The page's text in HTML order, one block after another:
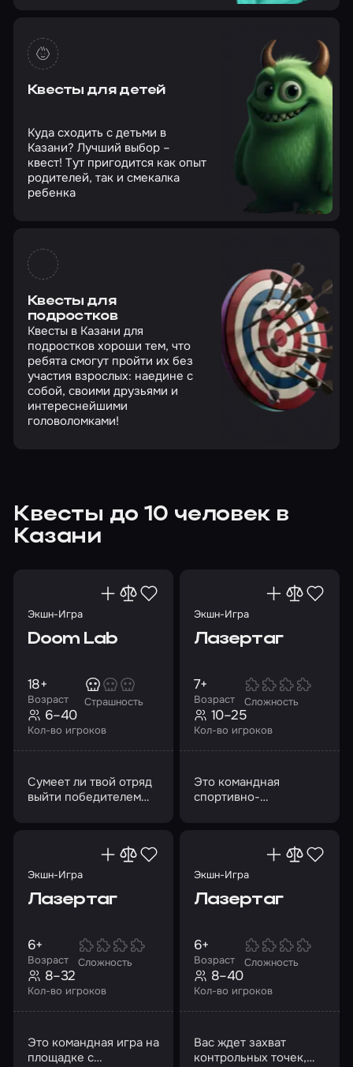
Квесты для детей
Куда сходить с детьми в
Казани? Лучший выбор –
квест! Тут пригодится как опыт
родителей, так и смекалка
ребенка
Квесты для
подростков
Квесты в Казани для
подростков хороши тем, что
ребята смогут пройти их без
участия взрослых: наедине с
собой, своими друзьями и
интереснейшими
головоломками!
Квесты до 10 человек в
Казани
Экшн-Игра
Doom Lab
Возраст
18+
Страшность
Кол-во игроков
6–40
Сумеет ли твой отряд
выйти победителем
космической станции?
Экшн-Игра
Лазертаг
Возраст
7+
Сложность
Кол-во игроков
10–25
Это командная
спортивно-
Экшн-Игра
Лазертаг
Возраст
6+
Сложность
Кол-во игроков
8–32
Это командная игра на
площадке с
Экшн-Игра
Лазертаг
Возраст
6+
Сложность
Кол-во игроков
8–40
Вас ждет захват
контрольных точек,